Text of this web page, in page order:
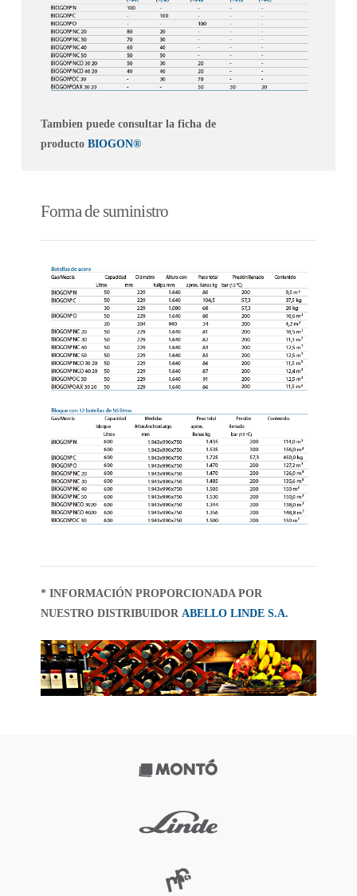
Tambien puede consultar la ficha de
producto BIOGON®
Forma de suministro
* INFORMACIÓN PROPORCIONADA POR
NUESTRO DISTRIBUIDOR ABELLO LINDE S.A.